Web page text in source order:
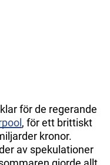
för de regerande
, för ett brittiskt
kronor.
av spekulationer